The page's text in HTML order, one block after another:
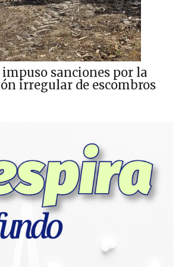
impuso sanciones por la
irregular de escombros